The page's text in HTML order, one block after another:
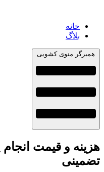
خانه
بلاگ
همبرگر منوی کشویی
هزینه و قیمت انجام
تضمینی